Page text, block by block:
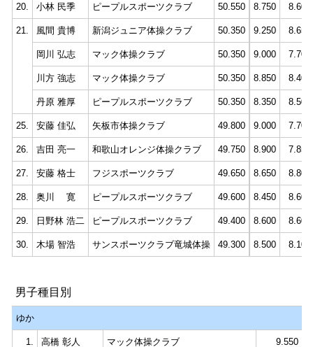
20. 小林 民季 ピープルスポーツクラブ 50.550 8.750 8.600
21. 風間 貴博 新潟ジュニア体操クラブ 50.350 9.250 8.650
岡川 弘志 マック体操クラブ 50.350 9.000 7.700
川方 強志 マック体操クラブ 50.350 8.850 8.400
丹原 雅厚 ピープルスポーツクラブ 50.350 8.350 8.500
25. 安藤 佳弘 矢板市体操クラブ 49.800 9.000 7.700
26. 吉田 亮一 和歌山オレンジ体操クラブ 49.750 8.900 7.850
27. 安藤 格士 フジスポーツクラブ 49.650 8.650 8.800
28. 奥川 寛 ピープルスポーツクラブ 49.600 8.450 8.600
29. 日野林 浩二 ピープルスポーツクラブ 49.400 8.600 8.600
30. 木場 智浩 サンスポーツクラブ竜城体操 49.300 8.500 8.100
男子種目別
ゆか
1. 高橋 彰人 マック体操クラブ 9.550